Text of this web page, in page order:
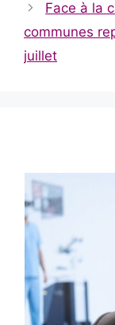
Face à la
communes
juillet